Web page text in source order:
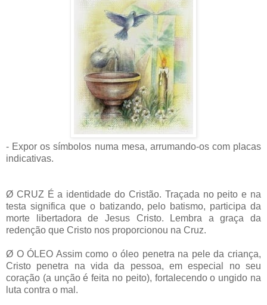
- Expor os símbolos numa mesa, arrumando-os com placas
indicativas.
Ø CRUZ É a identidade do Cristão. Traçada no peito e na
testa significa que o batizando, pelo batismo, participa da
morte libertadora de Jesus Cristo. Lembra a graça da
redenção que Cristo nos proporcionou na Cruz.
Ø O ÓLEO Assim como o óleo penetra na pele da criança,
Cristo penetra na vida da pessoa, em especial no seu
coração (a unção é feita no peito), fortalecendo o ungido na
luta contra o mal.